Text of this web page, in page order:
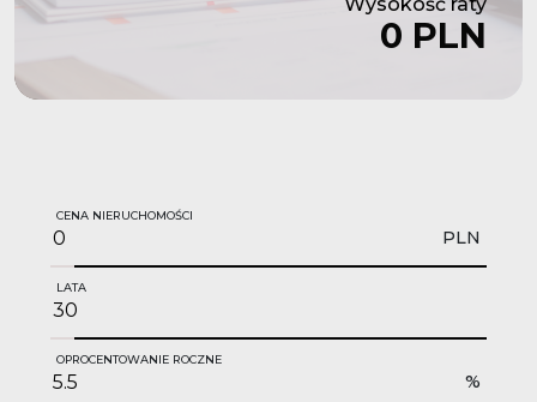
Wysokość raty
0 PLN
CENA NIERUCHOMOŚCI
PLN
LATA
OPROCENTOWANIE ROCZNE
%